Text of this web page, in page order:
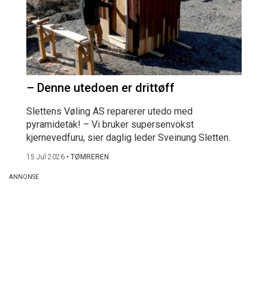
– Denne utedoen er drittøff
Slettens Vøling AS reparerer utedo med
pyramidetak! – Vi bruker supersenvokst
kjernevedfuru, sier daglig leder Sveinung Sletten.
15 Jul 2026 • TØMREREN